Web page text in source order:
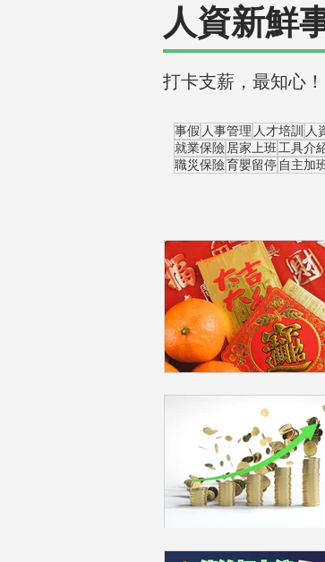
人資新鮮
打卡支薪，最知心
事假 人事管理 人才培訓 人
就業保險居家上班工具介
職災保險育嬰留停 自主加